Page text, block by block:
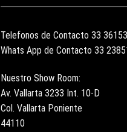
Telefonos de Contacto 33
Whats App de Contacto 33
Nuestro Show Room:
Av. Vallarta 3233 Int. 10-D
Col. Vallarta Poniente
44110